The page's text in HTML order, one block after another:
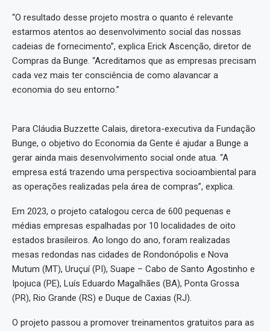
“O resultado desse projeto mostra o quanto é relevante
estarmos atentos ao desenvolvimento social das nossas
cadeias de fornecimento”, explica Erick Ascenção, diretor de
Compras da Bunge. “Acreditamos que as empresas precisam
cada vez mais ter consciência de como alavancar a
economia do seu entorno.”
Para Cláudia Buzzette Calais, diretora-executiva da Fundação
Bunge, o objetivo do Economia da Gente é ajudar a Bunge a
gerar ainda mais desenvolvimento social onde atua. “A
empresa está trazendo uma perspectiva socioambiental para
as operações realizadas pela área de compras”, explica.
Em 2023, o projeto catalogou cerca de 600 pequenas e
médias empresas espalhadas por 10 localidades de oito
estados brasileiros. Ao longo do ano, foram realizadas
mesas redondas nas cidades de Rondonópolis e Nova
Mutum (MT), Uruçuí (PI), Suape – Cabo de Santo Agostinho e
Ipojuca (PE), Luís Eduardo Magalhães (BA), Ponta Grossa
(PR), Rio Grande (RS) e Duque de Caxias (RJ).
O projeto passou a promover treinamentos gratuitos para as